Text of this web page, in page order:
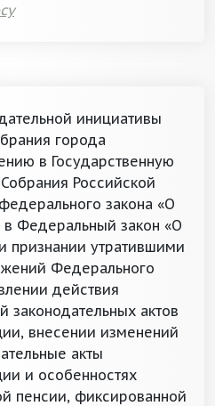
инициативы
города
в Государственную
Российской
закона «О
Федеральный закон «О
признании утратившими
Федерального
действия
законодательных актов
внесении изменений
акты
и особенностях
пенсии, фиксированной